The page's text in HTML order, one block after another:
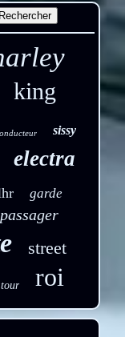
king
sissy
electra
garde
passager
street
tour roi